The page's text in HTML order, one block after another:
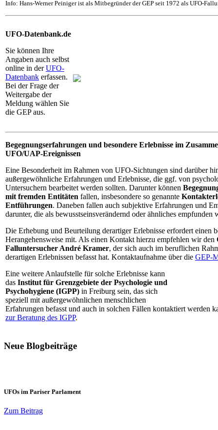
Info: Hans-Werner Peiniger ist als Mitbegründer der GEP seit 1972 als UFO-
UFO-Datenbank.de
Sie können Ihre
Angaben auch selbst
online in derUFO-
Datenbank erfassen.
Bei der Frage der
Weitergabe der
Meldung wählen Sie
die GEP aus.
Begegnungserfahrungen und besondere Erlebnisse im
UFO/UAP-Ereignissen
Eine Besonderheit im Rahmen von UFO-Sichtungen sind darüber
außergewöhnliche Erfahrungen und Erlebnisse, die ggf. von
Untersuchern bearbeitet werden sollten. Darunter können
mit fremden Entitäten fallen, insbesondere so genannte
Entführungen. Daneben fallen auch subjektive Erfahrungen und
darunter, die als bewusstseinsverändernd oder ähnliches empfunden
Die Erhebung und Beurteilung derartiger Erlebnisse erfordert einen
Herangehensweise mit. Als einen Kontakt hierzu empfehlen wir den
Falluntersucher André Kramer, der sich auch im beruflichen
derartigen Erlebnissen befasst hat. Kontaktaufnahme über die GEP-
Eine weitere Anlaufstelle für solche Erlebnisse kann
das Institut für Grenzgebiete der Psychologie und
Psychohygiene (IGPP) in Freiburg sein, das sich
speziell mit außergewöhnlichen menschlichen
Erfahrungen befasst und auch in solchen Fällen kontaktiert werden
zur Beratung des IGPP.
Neue Blogbeiträge
UFOs im Pariser Parlament
Zum Beitrag